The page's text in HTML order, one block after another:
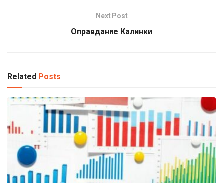
Next Post
Оправдание Калинки
Related Posts